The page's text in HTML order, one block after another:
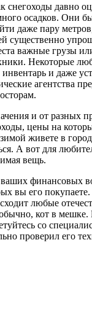
снегоходы давно
осадков. Они
даже пару
существенно
важные грузы
Некоторые
и даже
агентства
и от разных
цены на
живете в
А вот для
вещь.
финансовых
вы его
любые
кот в
со
проверил его